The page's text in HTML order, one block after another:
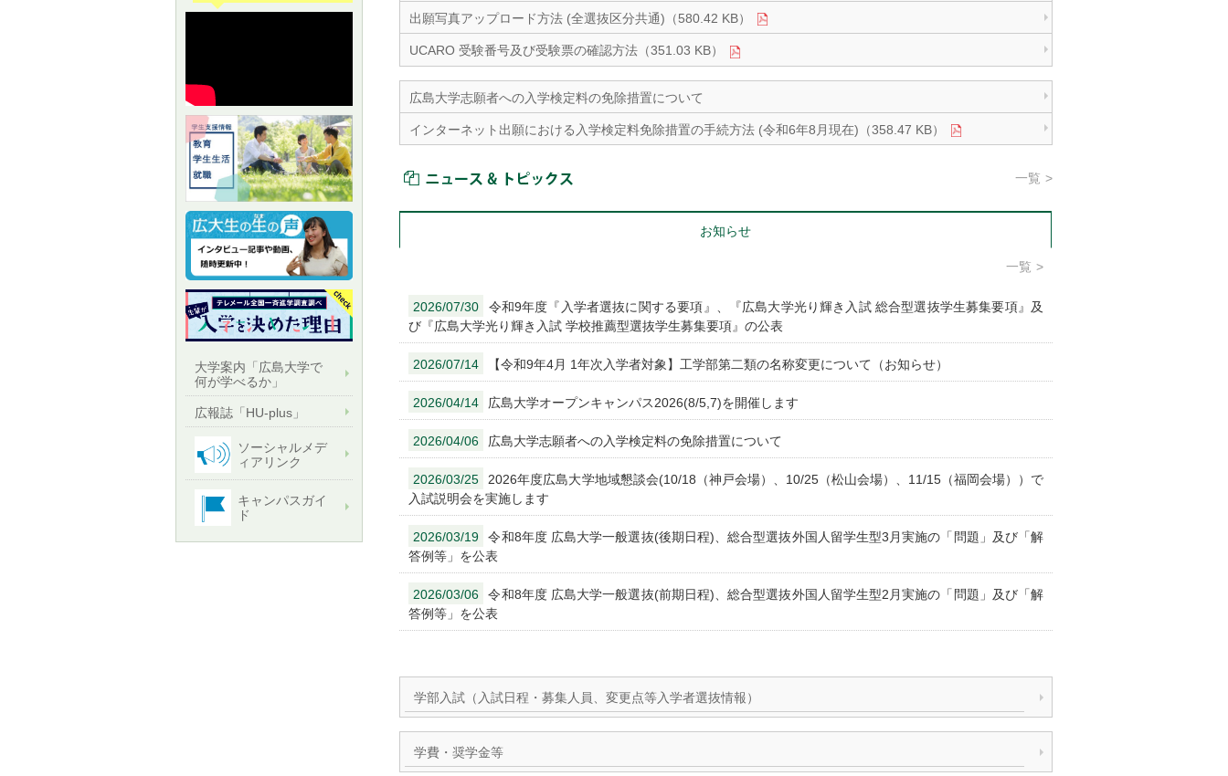
出願写真アップロード方法 (全選抜区分共通)（580.42 KB）
UCARO 受験番号及び受験票の確認方法（351.03 KB）
広島大学志願者への入学検定料の免除措置について
インターネット出願における入学検定料免除措置の手続方法 (令和6年8月現在)（358.47 KB）
一覧
お知らせ
一覧
2026/07/30
令和9年度『入学者選抜に関する要項』、『広島大学光り輝き入試 総合型選抜学生募集要項』及
び『広島大学光り輝き入試 学校推薦型選抜学生募集要項』の公表
2026/07/14 【令和9年4月 1年次入学者対象】工学部第二類の名称変更について（お知らせ）
2026/04/14 広島大学オープンキャンパス2026(8/5,7)を開催します
2026/04/06 広島大学志願者への入学検定料の免除措置について
2026/03/25
2026年度広島大学地域懇談会(10/18（神戸会場）、10/25（松山会場）、11/15（福岡会場））で
入試説明会を実施します
2026/03/19
令和8年度 広島大学一般選抜(後期日程)、総合型選抜外国人留学生型3月実施の「問題」及び「解
答例等」を公表
2026/03/06
令和8年度 広島大学一般選抜(前期日程)、総合型選抜外国人留学生型2月実施の「問題」及び「解
答例等」を公表
学部入試（入試日程・募集人員、変更点等入学者選抜情報）
学費・奨学金等
大学案内「広島大学で
何が学べるか」
広報誌「HU-plus」
ソーシャルメデ
ィアリンク
キャンパスガイ
ド